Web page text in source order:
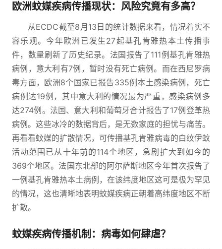
欧洲蚊媒疾病传播现状：风险究竟有多高？
从ECDC截至8月13日的统计数据来看，情况着实不
容乐观。今年欧洲已发生27起基孔肯雅热本土传播事
件，数量刷新了历史纪录。法国报告了111例基孔肯雅热
病例，意大利有7例，暂时没有死亡病例。而在西尼罗病
毒方面，欧洲8个国家已报告335例本土感染病例，死亡
病例达19例，其中意大利的情况最为严重，感染病例多
达274例。法国、意大利和葡萄牙合计报告了17例登革热
病例。这些冰冷的数据背后，是无数家庭的担忧与痛苦。
再看看蚊媒的扩散情况，可传播基孔肯雅病毒的白纹伊蚊
活动范围已从十年前的114个地区，急剧扩大到如今的
369个地区。法国东北部的阿尔萨斯地区今年首次报告了
一例基孔肯雅热本土病例，在该纬度地区这可是极为罕见
的情况，这也清晰地表明蚊媒疾病正朝着高纬度地区不断
扩散。
蚊媒疾病传播机制：病毒如何肆虐？